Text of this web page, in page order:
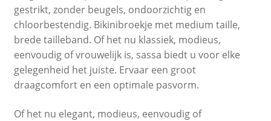
gestrikt, zonder beugels, ondoorzichtig en
chloorbestendig. Bikinibroekje met medium taille,
brede tailleband. Of het nu klassiek, modieus,
eenvoudig of vrouwelijk is, sassa biedt u voor elke
gelegenheid het juiste. Ervaar een groot
draagcomfort en een optimale pasvorm.
Of het nu elegant, modieus, eenvoudig of